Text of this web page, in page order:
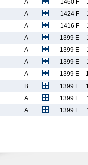
A 1460 F
A 1424 F
A 1416 F
A 1399 E
A 1399 E
A 1399 E
A 1399 E
B 1399 E
A 1399 E
A 1399 E